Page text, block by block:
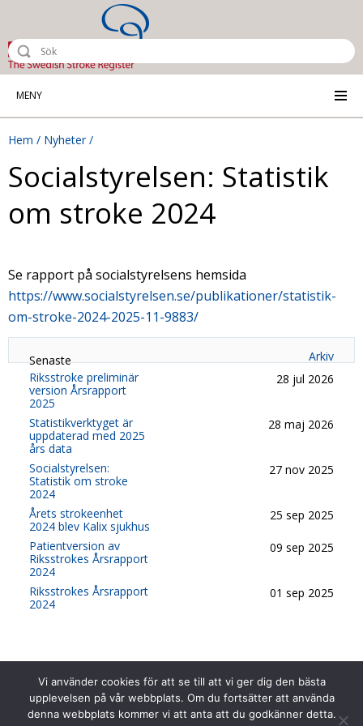
MENY
Hem Nyheter
Socialstyrelsen: Statistik
om stroke 2024
Se rapport på socialstyrelsens hemsida
https://www.socialstyrelsen.se/publikationer/statistik-
om-stroke-2024-2025-11-9883/
Senaste
Arkiv
Riksstroke preliminär
version Årsrapport
2025
28 jul 2026
Statistikverktyget är
uppdaterad med 2025
års data
28 maj 2026
Socialstyrelsen:
Statistik om stroke
2024
27 nov 2025
Årets strokeenhet
2024 blev Kalix sjukhus
25 sep 2025
Patientversion av
Riksstrokes Årsrapport
2024
09 sep 2025
Riksstrokes Årsrapport
2024
01 sep 2025
Vi använder cookies för att se till att vi ger dig den bästa
upplevelsen på vår webbplats. Om du fortsätter att använda
denna webbplats kommer vi att anta att du godkänner detta.